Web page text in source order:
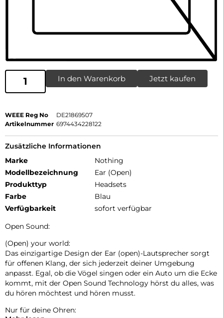
In den Warenkorb Jetzt kaufen
WEEE Reg No
DE21869507
Artikelnummer 6974434228122
Zusätzliche Informationen
Marke
Nothing
Modellbezeichnung
Ear (Open)
Produkttyp
Headsets
Farbe
Blau
Verfügbarkeit
sofort verfügbar
Open Sound:
(Open) your world:
Das einzigartige Design der Ear (open)-Lautsprecher sorgt
für offenen Klang, der sich jederzeit deiner Umgebung
anpasst. Egal, ob die Vögel singen oder ein Auto um die Ecke
kommt, mit der Open Sound Technology hörst du alles, was
du hören möchtest und hören musst.
Nur für deine Ohren: